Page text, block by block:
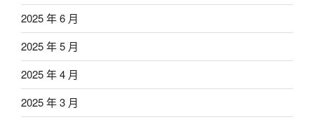
2025 年 6 月
2025 年 5 月
2025 年 4 月
2025 年 3 月